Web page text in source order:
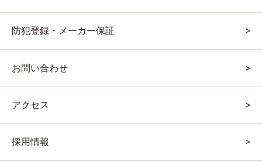
防犯登録・メーカー保証
お問い合わせ
アクセス
採用情報